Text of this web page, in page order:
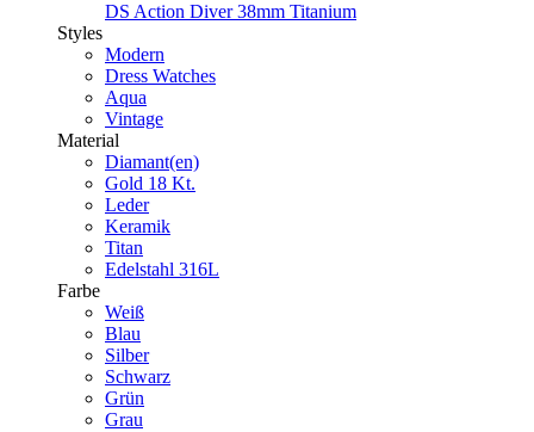
DS Action Diver 38mm Titanium
Styles
Modern
Dress Watches
Aqua
Vintage
Material
Diamant(en)
Gold 18 Kt.
Leder
Keramik
Titan
Edelstahl 316L
Farbe
Weiß
Blau
Silber
Schwarz
Grün
Grau